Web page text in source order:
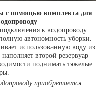
с помощью комплекта для
к водопроводу
автономность уборки.
использованную воду из
второй резервуар
поднимать тяжелые
приобретается